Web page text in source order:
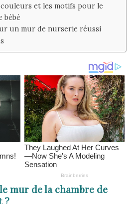
et les motifs pour le
bébé
un mur de nurserie réussi
mur de la chambre de
?